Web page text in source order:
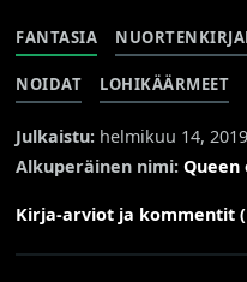
FANTASIA
NOIDAT LOHIKÄÄRMEET
Julkaistu: helmikuu 14,
Alkuperäinen nimi: Queen
Kirja-arviot ja kommentit